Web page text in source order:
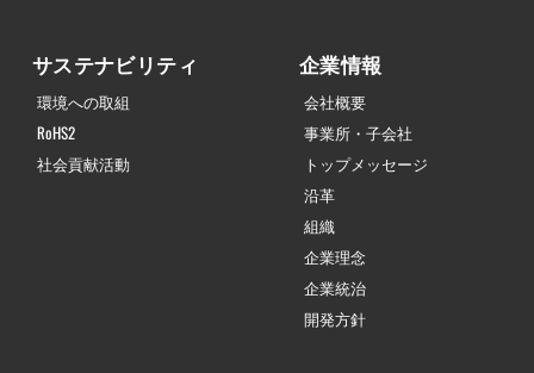
サステナビリティ
環境への取組
RoHS2
社会貢献活動
企業情報
会社概要
事業所・子会社
トップメッセージ
沿革
組織
企業理念
企業統治
開発方針